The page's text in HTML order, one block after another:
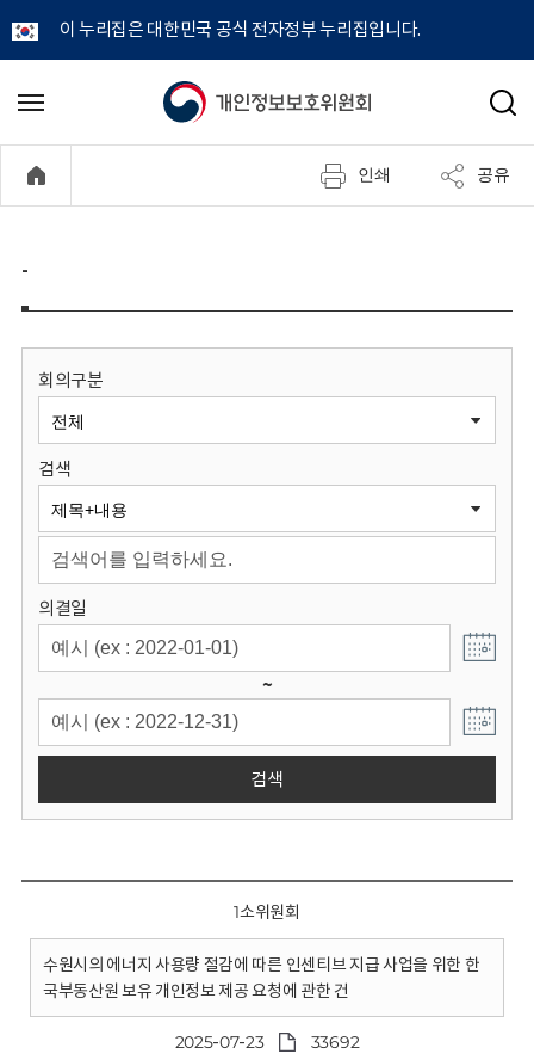
이 누리집은 대한민국 공식 전자정부 누리집입니다.
개
정
보
원
회
메
기
검
인쇄 공유
-
회의구분
검색
의결일
~
검색
1소위원회
수원시의 에너지 사용량 절감에 따른 인센티브 지급 사업을 위한 한
국부동산원 보유 개인정보 제공 요청에 관한 건
2025-07-23 33692